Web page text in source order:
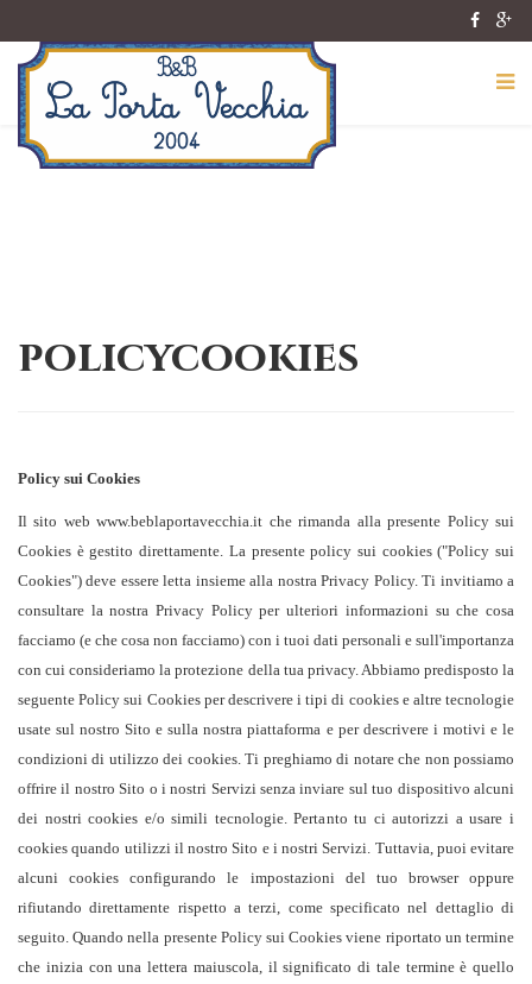
policycookies
Policy sui Cookies
Il sito web www.beblaportavecchia.it che rimanda alla presente Policy sui
Cookies è gestito direttamente. La presente policy sui cookies ("Policy sui
Cookies") deve essere letta insieme alla nostra Privacy Policy. Ti invitiamo a
consultare la nostra Privacy Policy per ulteriori informazioni su che cosa
facciamo (e che cosa non facciamo) con i tuoi dati personali e sull'importanza
con cui consideriamo la protezione della tua privacy. Abbiamo predisposto la
seguente Policy sui Cookies per descrivere i tipi di cookies e altre tecnologie
usate sul nostro Sito e sulla nostra piattaforma e per descrivere i motivi e le
condizioni di utilizzo dei cookies. Ti preghiamo di notare che non possiamo
offrire il nostro Sito o i nostri Servizi senza inviare sul tuo dispositivo alcuni
dei nostri cookies e/o simili tecnologie. Pertanto tu ci autorizzi a usare i
cookies quando utilizzi il nostro Sito e i nostri Servizi. Tuttavia, puoi evitare
alcuni cookies configurando le impostazioni del tuo browser oppure
rifiutando direttamente rispetto a terzi, come specificato nel dettaglio di
seguito. Quando nella presente Policy sui Cookies viene riportato un termine
che inizia con una lettera maiuscola, il significato di tale termine è quello